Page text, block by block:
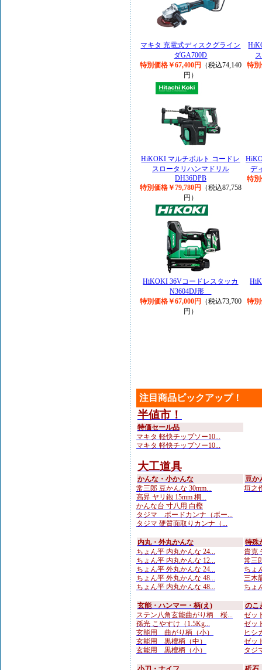
マキタ 充電式ディスクグライン
ダGA700D
特別価格￥67,400円
（税込74,140
円）
特別
HiKOKI マルチボルト コードレ
スロータリハンマドリル
DH36DPB
特別価格￥79,780円
（税込87,758
円）
デ
特別
HiKOKI 36Vコードレスタッカ
N3604DJ形
特別価格￥67,000円
（税込73,700
円）
特別
注目商品ピックアップ！
半値市！
特価セール品
マキタ 軽快チップソー10...
マキタ 軽快チップソー10...
大工道具
かんな・小かんな
常三郎 豆かんな 30mm...
高昇 ヤリ鉋 15mm 桐...
かんな台 寸八用 白樫
タジマ ボードカンナ（ボー...
タジマ 硬質面取りカンナ（...
豆か
垣之
内丸・外丸かんな
ちょん平 内丸かんな 24...
ちょん平 内丸かんな 12...
ちょん平 外丸かんな 24...
ちょん平 外丸かんな 48...
ちょん平 内丸かんな 48...
特殊
貴克
常三
ちょ
三木
ちょ
玄能・ハンマー・柄(え)
ステン八角玄能曲がり柄 桜...
孫光 こやすけ（1.5Kg...
玄能用 曲がり柄（小）
玄能用 黒檀柄（中）
玄能用 黒檀柄（小）
のこ
ゼッ
ゼッ
ヒシ
ゼッ
タジ